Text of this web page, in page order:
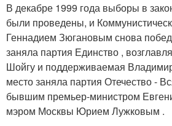
В декабре 1999 года выборы в
были проведены, и
Геннадием Зюгановым снова
заняла партия Единство ,
Шойгу и поддерживаемая
место заняла партия Отечество -
бывшим премьер-министром
мэром Москвы Юрием Лужковым .